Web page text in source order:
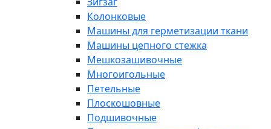
Колонковые
Машины для герметизации ткани
Машины цепного стежка
Мешкозашивочные
Многоигольные
Петельные
Плоскошовные
Подшивочные